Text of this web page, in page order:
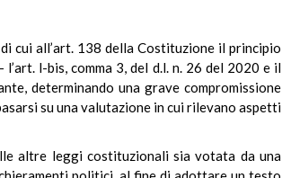
cui all’art. 138 della Costituzione il principio
l-bis, comma 3, del d.l. n. 26 del 2020 e il
determinando una grave compromissione
su una valutazione in cui rilevano aspetti
altre leggi costituzionali sia votata da una